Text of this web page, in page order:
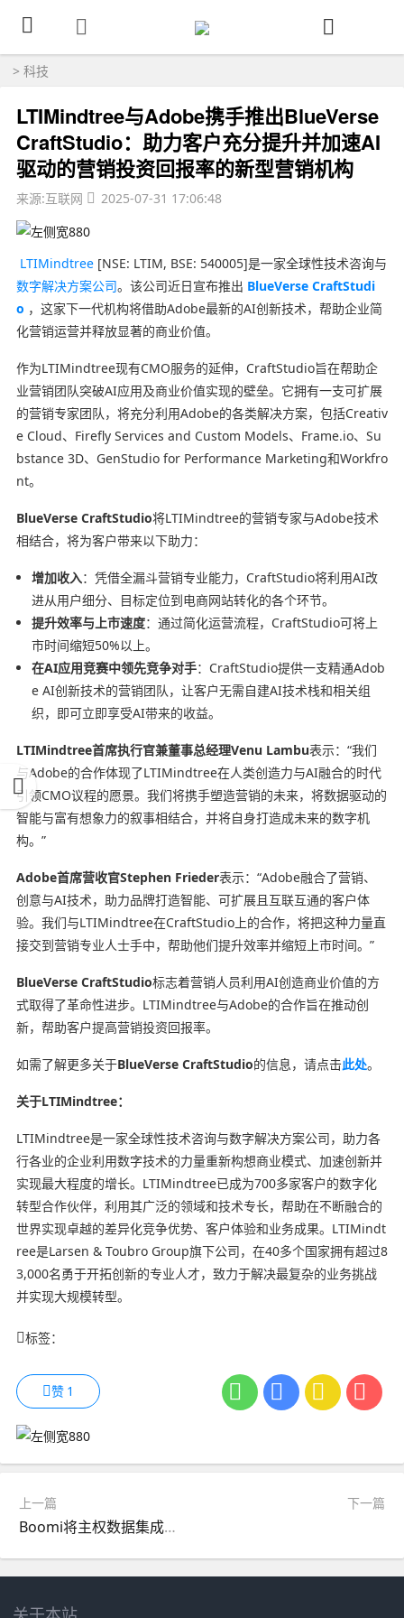
> 科技
LTIMindtree与Adobe携手推出BlueVerse
CraftStudio：助力客户充分提升并加速AI
驱动的营销投资回报率的新型营销机构
来源:互联网 2025-07-31 17:06:48
LTIMindtree[NSE: LTIM, BSE: 540005]是一家全球性技术咨询与
数字解决方案公司。该公司近日宣布推出 BlueVerse CraftStudi
o ，这家下一代机构将借助Adobe最新的AI创新技术，帮助企业简
化营销运营并释放显著的商业价值。
作为LTIMindtree现有CMO服务的延伸，CraftStudio旨在帮助企
业营销团队突破AI应用及商业价值实现的壁垒。它拥有一支可扩展
的营销专家团队，将充分利用Adobe的各类解决方案，包括Creativ
e Cloud、Firefly Services and Custom Models、Frame.io、Su
bstance 3D、GenStudio for Performance Marketing和Workfro
nt。
BlueVerse CraftStudio将LTIMindtree的营销专家与Adobe技术
相结合，将为客户带来以下助力：
增加收入：凭借全漏斗营销专业能力，CraftStudio将利用AI改
进从用户细分、目标定位到电商网站转化的各个环节。
提升效率与上市速度：通过简化运营流程，CraftStudio可将上
市时间缩短50%以上。
在AI应用竞赛中领先竞争对手：CraftStudio提供一支精通Adob
e AI创新技术的营销团队，让客户无需自建AI技术栈和相关组
织，即可立即享受AI带来的收益。
LTIMindtree首席执行官兼董事总经理Venu Lambu表示：“我们
与Adobe的合作体现了LTIMindtree在人类创造力与AI融合的时代
引领CMO议程的愿景。我们将携手塑造营销的未来，将数据驱动的
智能与富有想象力的叙事相结合，并将自身打造成未来的数字机
构。”
Adobe首席营收官Stephen Frieder表示：“Adobe融合了营销、
创意与AI技术，助力品牌打造智能、可扩展且互联互通的客户体
验。我们与LTIMindtree在CraftStudio上的合作，将把这种力量直
接交到营销专业人士手中，帮助他们提升效率并缩短上市时间。”
BlueVerse CraftStudio标志着营销人员利用AI创造商业价值的方
式取得了革命性进步。LTIMindtree与Adobe的合作旨在推动创
新，帮助客户提高营销投资回报率。
如需了解更多关于BlueVerse CraftStudio的信息，请点击此处。
关于LTIMindtree：
LTIMindtree是一家全球性技术咨询与数字解决方案公司，助力各
行各业的企业利用数字技术的力量重新构想商业模式、加速创新并
实现最大程度的增长。LTIMindtree已成为700多家客户的数字化
转型合作伙伴，利用其广泛的领域和技术专长，帮助在不断融合的
世界实现卓越的差异化竞争优势、客户体验和业务成果。LTIMindt
ree是Larsen & Toubro Group旗下公司，在40多个国家拥有超过8
3,000名勇于开拓创新的专业人才，致力于解决最复杂的业务挑战
并实现大规模转型。
标签：
赞 1
上一篇
Boomi将主权数据集成服务引入澳大利亚
下一篇